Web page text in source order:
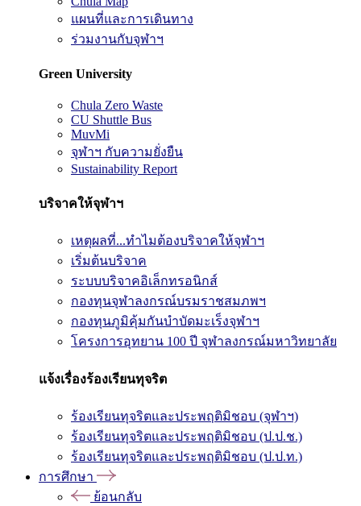
แผนที่และการเดินทาง
ร่วมงานกับจุฬาฯ
Green University
Chula Zero Waste
CU Shuttle Bus
MuvMi
จุฬาฯ กับความยั่งยืน
Sustainability Report
บริจาคให้จุฬาฯ
เหตุผลที่...ทำไมต้องบริจาคให้จุฬาฯ
เริ่มต้นบริจาค
ระบบบริจาคอิเล็กทรอนิกส์
กองทุนจุฬาลงกรณ์บรมราชสมภพฯ
กองทุนภูมิคุ้มกันบำบัดมะเร็งจุฬาฯ
โครงการอุทยาน 100 ปี จุฬาลงกรณ์มหาวิทยาลัย
แจ้งเรื่องร้องเรียนทุจริต
ร้องเรียนทุจริตและประพฤติมิชอบ (จุฬาฯ)
ร้องเรียนทุจริตและประพฤติมิชอบ (ป.ป.ช.)
ร้องเรียนทุจริตและประพฤติมิชอบ (ป.ป.ท.)
การศึกษา
ย้อนกลับ